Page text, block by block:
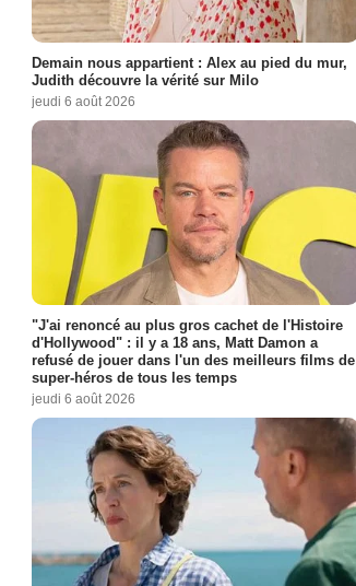
Demain nous appartient : Alex au pied du mur,
Judith découvre la vérité sur Milo
jeudi 6 août 2026
"J'ai renoncé au plus gros cachet de l'Histoire
d'Hollywood" : il y a 18 ans, Matt Damon a
refusé de jouer dans l'un des meilleurs films de
super-héros de tous les temps
jeudi 6 août 2026